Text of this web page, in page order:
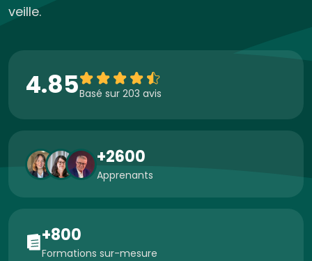
veille.
4.85Basé sur 203 avis
+2600
Apprenants
+800
Formations sur-mesure